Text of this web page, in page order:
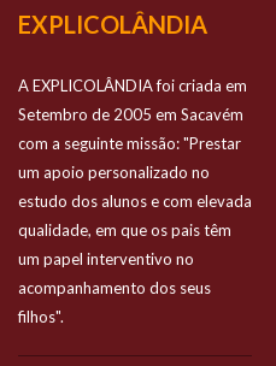
EXPLICOLÂNDIA
A EXPLICOLÂNDIA foi criada em
Setembro de 2005 em Sacavém
com a seguinte missão: "Prestar
um apoio personalizado no
estudo dos alunos e com elevada
qualidade, em que os pais têm
um papel interventivo no
acompanhamento dos seus
filhos".